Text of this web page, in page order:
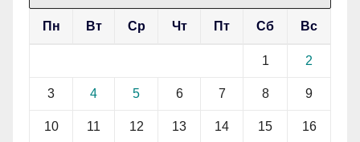
Пн Вт Ср Чт Пт Сб Вс
1 2
3 4 5 6 7 8 9
10 11 12 13 14 15 16